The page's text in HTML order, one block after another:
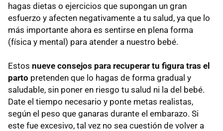
hagas dietas o ejercicios que supongan un gran
esfuerzo y afecten negativamente a tu salud, ya que lo
más importante ahora es sentirse en plena forma
(física y mental) para atender a nuestro bebé.
Estos nueve consejos para recuperar tu figura tras el
parto pretenden que lo hagas de forma gradual y
saludable, sin poner en riesgo tu salud ni la del bebé.
Date el tiempo necesario y ponte metas realistas,
según el peso que ganaras durante el embarazo. Si
este fue excesivo, tal vez no sea cuestión de volver a